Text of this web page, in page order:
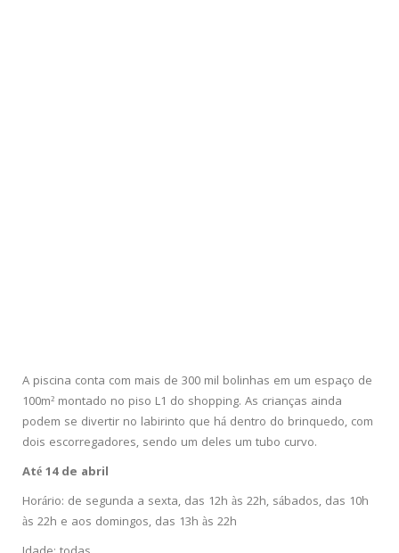
A piscina conta com mais de 300 mil bolinhas em um espaço de
100m² montado no piso L1 do shopping. As crianças ainda
podem se divertir no labirinto que há dentro do brinquedo, com
dois escorregadores, sendo um deles um tubo curvo.
Até 14 de abril
Horário: de segunda a sexta, das 12h às 22h, sábados, das 10h
às 22h e aos domingos, das 13h às 22h